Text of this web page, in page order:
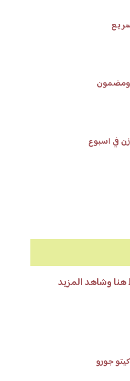
ومضمون
في اسبوع
وشاهد المزيد
جورو